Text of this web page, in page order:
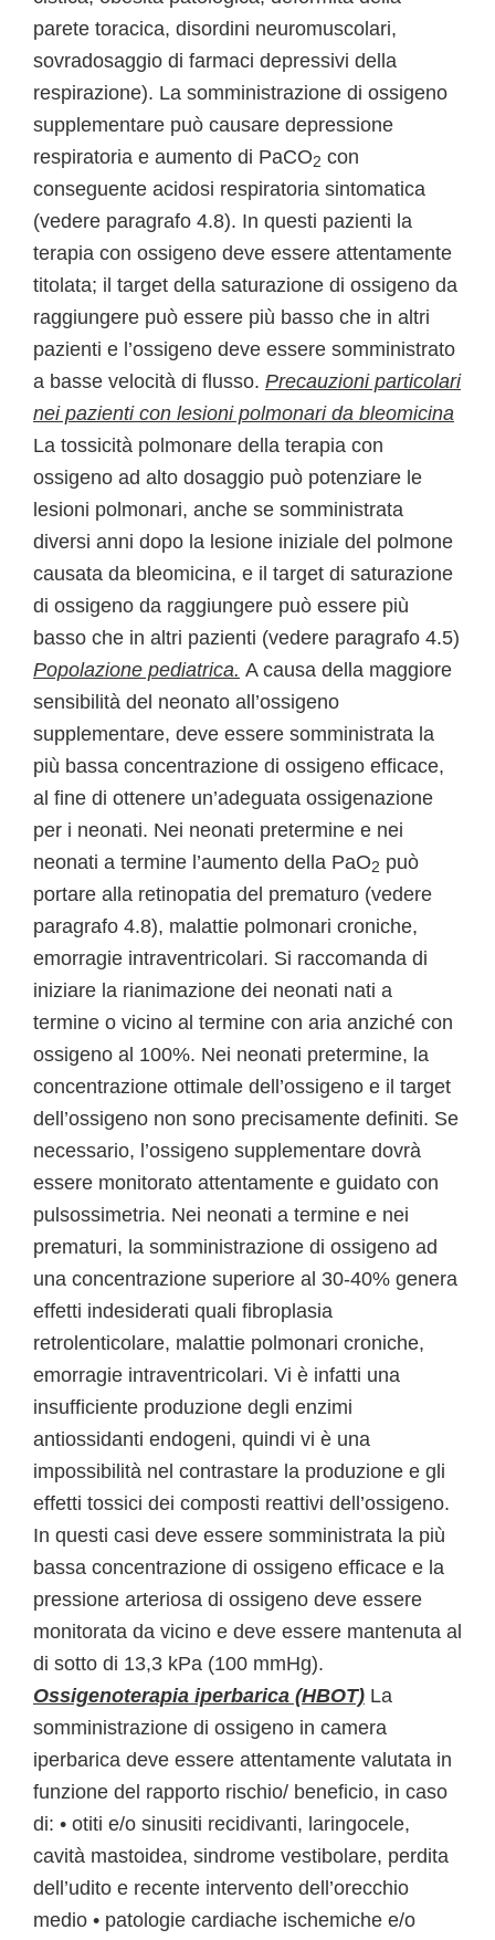
parete toracica, disordini neuromuscolari,
sovradosaggio di farmaci depressivi della
respirazione). La somministrazione di ossigeno
supplementare può causare depressione
respiratoria e aumento di PaCO2 con
conseguente acidosi respiratoria sintomatica
(vedere paragrafo 4.8). In questi pazienti la
terapia con ossigeno deve essere attentamente
titolata; il target della saturazione di ossigeno da
raggiungere può essere più basso che in altri
pazienti e l’ossigeno deve essere somministrato
a basse velocità di flusso. Precauzioni particolari
nei pazienti con lesioni polmonari da bleomicina
La tossicità polmonare della terapia con
ossigeno ad alto dosaggio può potenziare le
lesioni polmonari, anche se somministrata
diversi anni dopo la lesione iniziale del polmone
causata da bleomicina, e il target di saturazione
di ossigeno da raggiungere può essere più
basso che in altri pazienti (vedere paragrafo 4.5)
Popolazione pediatrica. A causa della maggiore
sensibilità del neonato all’ossigeno
supplementare, deve essere somministrata la
più bassa concentrazione di ossigeno efficace,
al fine di ottenere un’adeguata ossigenazione
per i neonati. Nei neonati pretermine e nei
neonati a termine l’aumento della PaO2 può
portare alla retinopatia del prematuro (vedere
paragrafo 4.8), malattie polmonari croniche,
emorragie intraventricolari. Si raccomanda di
iniziare la rianimazione dei neonati nati a
termine o vicino al termine con aria anziché con
ossigeno al 100%. Nei neonati pretermine, la
concentrazione ottimale dell’ossigeno e il target
dell’ossigeno non sono precisamente definiti. Se
necessario, l’ossigeno supplementare dovrà
essere monitorato attentamente e guidato con
pulsossimetria. Nei neonati a termine e nei
prematuri, la somministrazione di ossigeno ad
una concentrazione superiore al 30-40% genera
effetti indesiderati quali fibroplasia
retrolenticolare, malattie polmonari croniche,
emorragie intraventricolari. Vi è infatti una
insufficiente produzione degli enzimi
antiossidanti endogeni, quindi vi è una
impossibilità nel contrastare la produzione e gli
effetti tossici dei composti reattivi dell’ossigeno.
In questi casi deve essere somministrata la più
bassa concentrazione di ossigeno efficace e la
pressione arteriosa di ossigeno deve essere
monitorata da vicino e deve essere mantenuta al
di sotto di 13,3 kPa (100 mmHg).
Ossigenoterapia iperbarica (HBOT) La
somministrazione di ossigeno in camera
iperbarica deve essere attentamente valutata in
funzione del rapporto rischio/ beneficio, in caso
di: • otiti e/o sinusiti recidivanti, laringocele,
cavità mastoidea, sindrome vestibolare, perdita
dell’udito e recente intervento dell’orecchio
medio • patologie cardiache ischemiche e/o